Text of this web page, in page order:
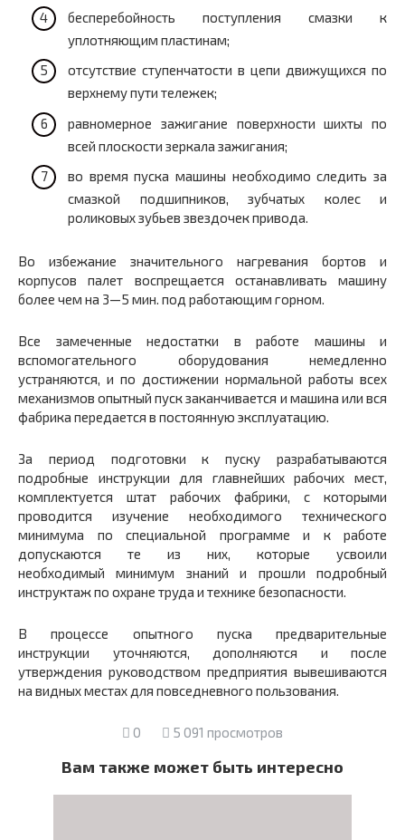
бесперебойность поступления смазки к
уплотняющим пластинам;
отсутствие ступенчатости в цепи движущихся по
верхнему пути тележек;
равномерное зажигание поверхности шихты по
всей плоскости зеркала зажигания;
во время пуска машины необходимо следить за
смазкой подшипников, зубчатых колес и
роликовых зубьев звездочек привода.
Во избежание значительного нагревания бортов и
корпусов палет воспрещается останавливать машину
более чем на 3—5 мин. под работающим горном.
Все замеченные недостатки в работе машины и
вспомогательного оборудования немедленно
устраняются, и по достижении нормальной работы всех
механизмов опытный пуск заканчивается и машина или вся
фабрика передается в постоянную эксплуатацию.
За период подготовки к пуску разрабатываются
подробные инструкции для главнейших рабочих мест,
комплектуется штат рабочих фабрики, с которыми
проводится изучение необходимого технического
минимума по специальной программе и к работе
допускаются те из них, которые усвоили
необходимый минимум знаний и прошли подробный
инструктаж по охране труда и технике безопасности.
В процессе опытного пуска предварительные
инструкции уточняются, дополняются и после
утверждения руководством предприятия вывешиваются
на видных местах для повседневного пользования.
0 5 091 просмотров
Вам также может быть интересно